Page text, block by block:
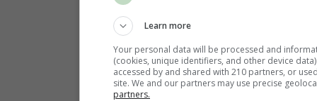
Learn more
Your personal data will be processed and
(cookies, unique identifiers, and other device
accessed by and shared with 210 partners, or
site. We and our partners may use precise
partners.